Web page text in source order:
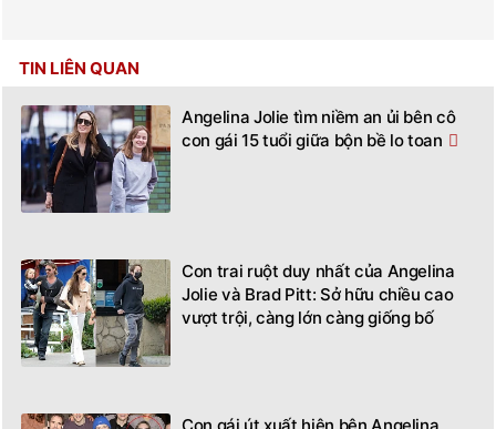
TIN LIÊN QUAN
Angelina Jolie tìm niềm an ủi bên cô
con gái 15 tuổi giữa bộn bề lo toan
Con trai ruột duy nhất của Angelina
Jolie và Brad Pitt: Sở hữu chiều cao
vượt trội, càng lớn càng giống bố